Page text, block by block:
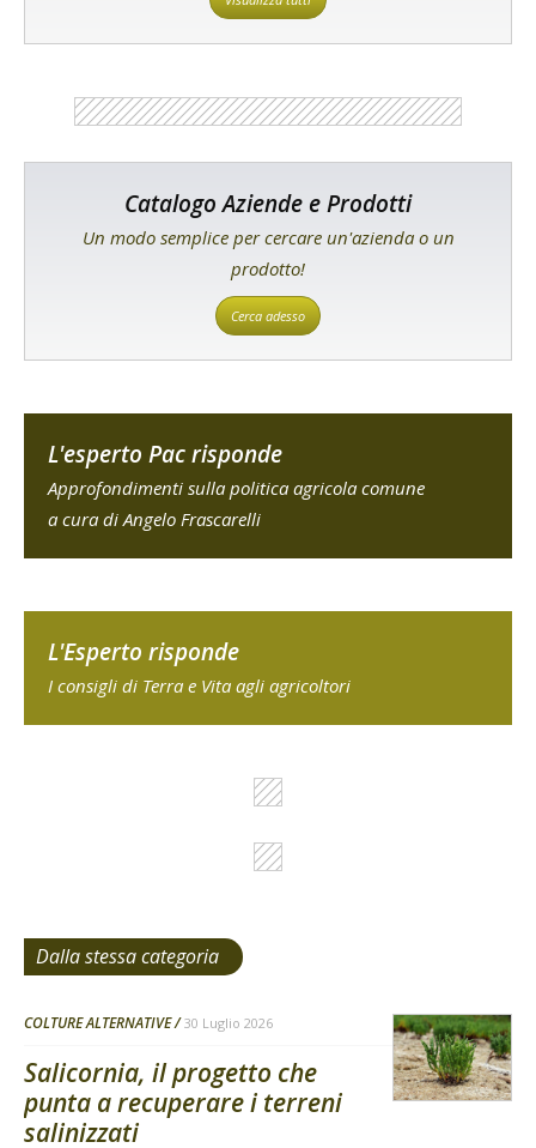
Catalogo Aziende e Prodotti
Un modo semplice per cercare un'azienda o un
prodotto!
Cerca adesso
L'esperto Pac risponde
Approfondimenti sulla politica agricola comune
a cura di Angelo Frascarelli
L'Esperto risponde
I consigli di Terra e Vita agli agricoltori
Dalla stessa categoria
COLTURE ALTERNATIVE 30 Luglio 2026
Salicornia, il progetto che
punta a recuperare i terreni
salinizzati